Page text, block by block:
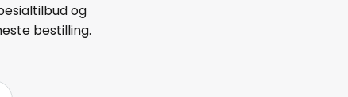
og
bestilling.